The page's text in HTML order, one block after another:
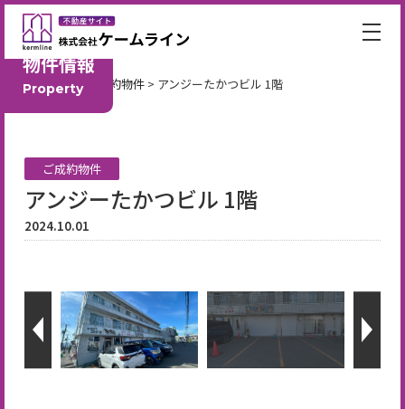
物件情報
Property
HOME> ご成約物件> アンジーたかつビル 1階
ご成約物件
アンジーたかつビル 1階
2024.10.01